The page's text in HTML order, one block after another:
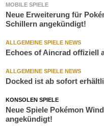
MOBILE SPIELE
Neue Erweiterung für
Schillern angekündigt!
ALLGEMEINE SPIELE NEWS
Echoes of Aincrad offiziell
ALLGEMEINE SPIELE NEWS
Docked ist ab sofort
KONSOLEN SPIELE
Neue Spiele Pokémon
angekündigt!